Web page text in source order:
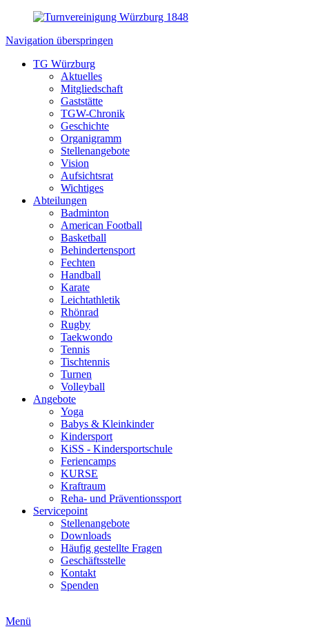
Navigation überspringen
TG Würzburg
Aktuelles
Mitgliedschaft
Gaststätte
TGW-Chronik
Geschichte
Organigramm
Stellenangebote
Vision
Aufsichtsrat
Wichtiges
Abteilungen
Badminton
American Football
Basketball
Behindertensport
Fechten
Handball
Karate
Leichtathletik
Rhönrad
Rugby
Taekwondo
Tennis
Tischtennis
Turnen
Volleyball
Angebote
Yoga
Babys & Kleinkinder
Kindersport
KiSS - Kindersportschule
Feriencamps
KURSE
Kraftraum
Reha- und Präventionssport
Servicepoint
Stellenangebote
Downloads
Häufig gestellte Fragen
Geschäftsstelle
Kontakt
Spenden
Menü